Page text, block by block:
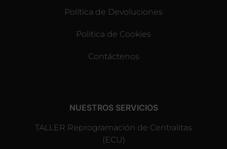
Política de Devoluciones
Política de Cookies
Contáctenos
NUESTROS SERVICIOS
TALLER Reprogramación de Centralitas
(ECU)